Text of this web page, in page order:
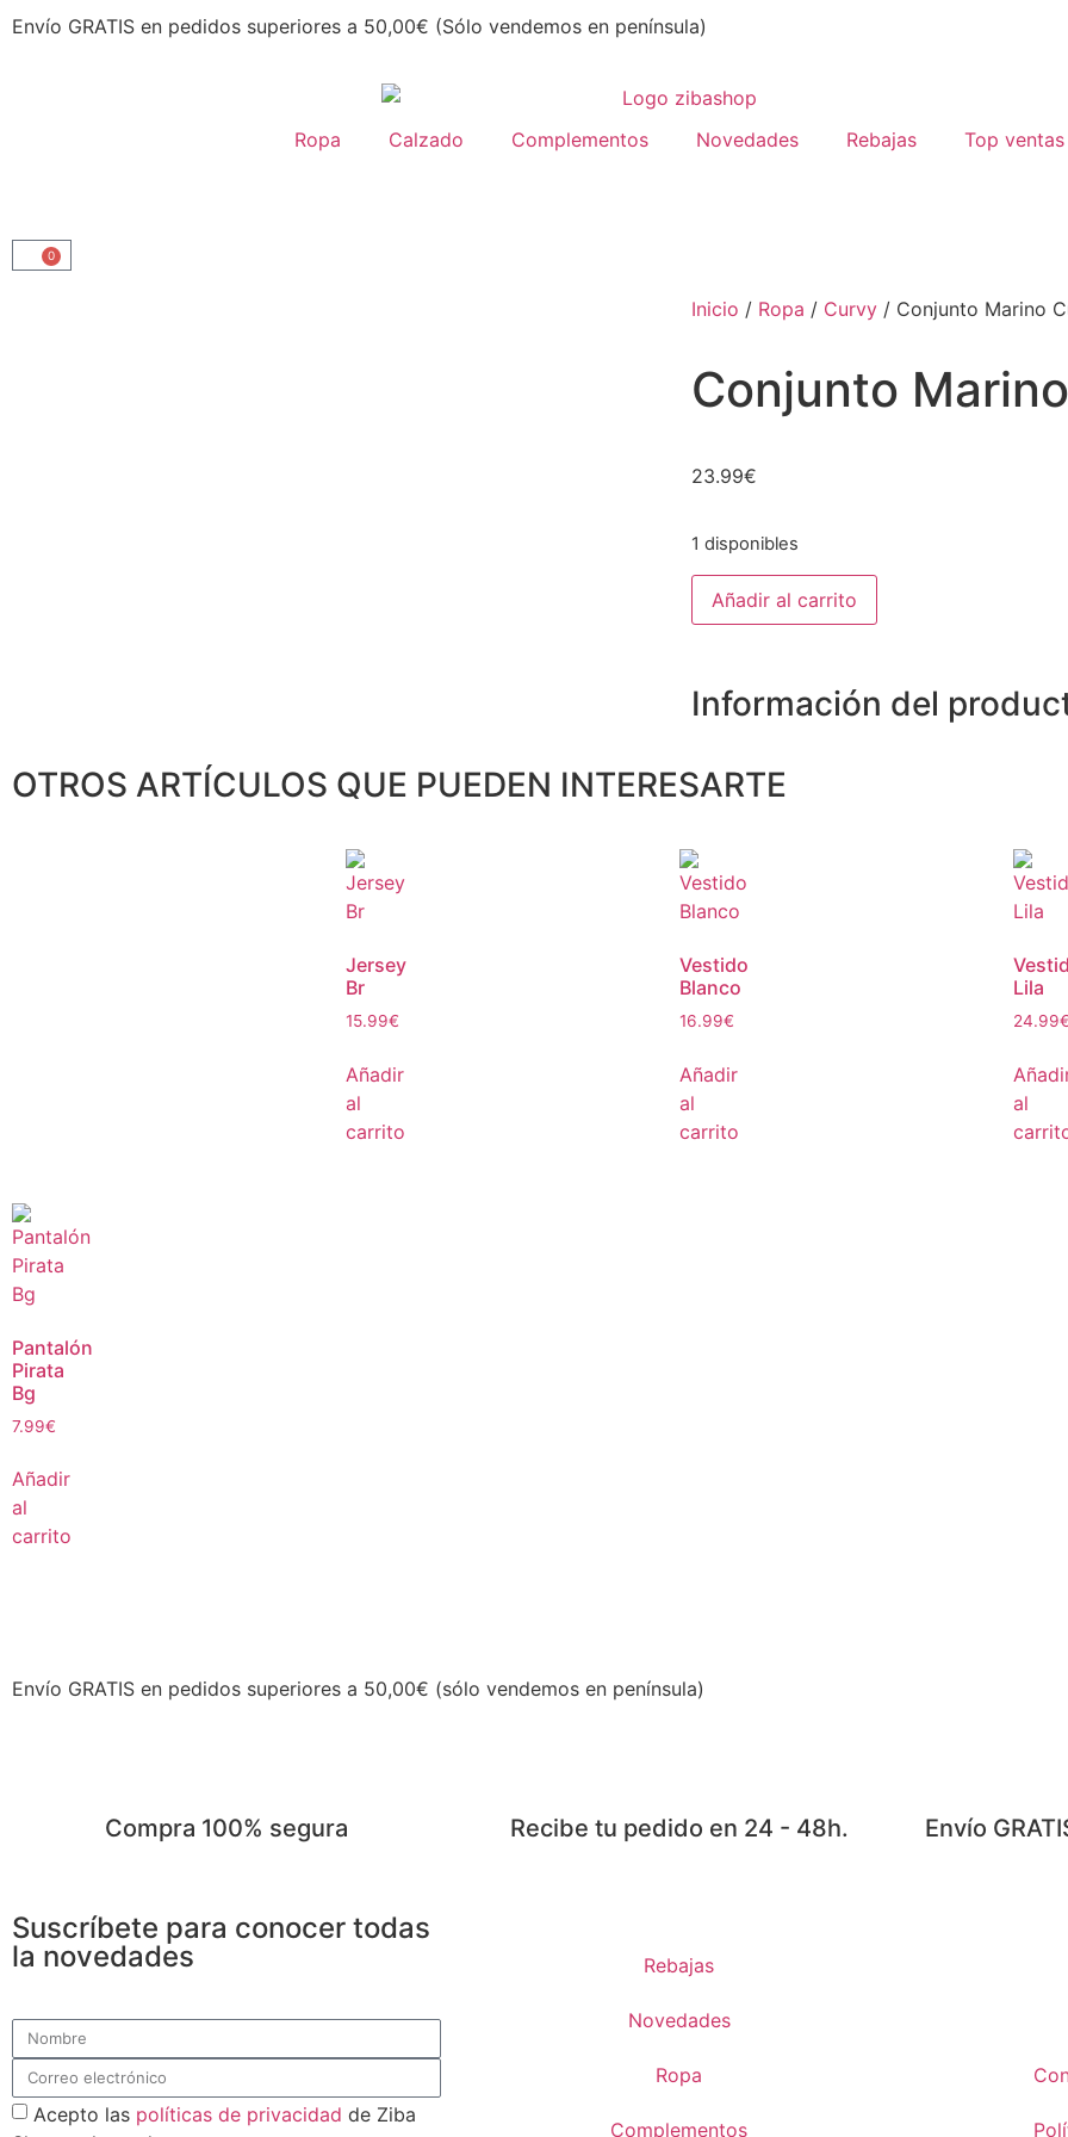
Envío GRATIS en pedidos superiores a 50,00€ (Sólo vendemos en península)
Ropa Calzado Complementos Novedades Rebajas Top ventas
0
Inicio / Ropa / Curvy / Conjunto Marino
Conjunto
23.99€
1 disponibles
Añadir al carrito
Información del
OTROS ARTÍCULOS QUE PUEDEN INTERESARTE
Jersey
Br
15.99€
Añadir
al
carrito
Vestido
Blanco
16.99€
Añadir
al
carrito
Lila
24.99€
al
Pantalón
Pirata
Bg
7.99€
Añadir
al
carrito
Envío GRATIS en pedidos superiores a 50,00€ (sólo vendemos en península)
Compra 100% segura Recibe tu pedido en 24 - 48h.
Envío
Suscríbete para conocer todas
la novedades
Acepto las políticas de privacidad de Ziba
Rebajas
Novedades
Ropa
Complementos